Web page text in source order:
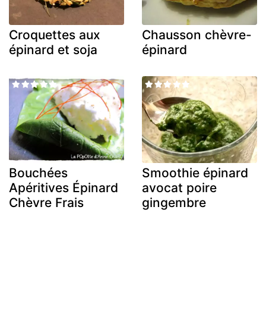
Croquettes aux
épinard et soja
Chausson chèvre-
épinard
Bouchées
Apéritives Épinard
Chèvre Frais
Smoothie épinard
avocat poire
gingembre